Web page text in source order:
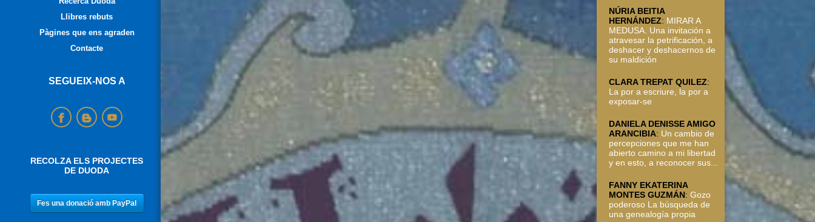
Llibres rebuts
Pàgines que ens agraden
Contacte
SEGUEIX-NOS A
RECOLZA ELS PROJECTES
DE DUODA
NÚRIA BEITIA
HERNÁNDEZ: MIRAR A
MEDUSA. Una invitación a
atravesar la petrificación, a
deshacer y deshacernos de
su maldición
CLARA TREPAT QUILEZ:
La por a escriure, la por a
exposar-se
DANIELA DENISSE AMIGO
ARANCIBIA: Un cambio de
percepciones que me han
abierto camino a mi libertad
y en esto, a reconocer sus...
FANNY EKATERINA
MONTES GUZMÁN:Gozo
poderoso La búsqueda de
una genealogía propia